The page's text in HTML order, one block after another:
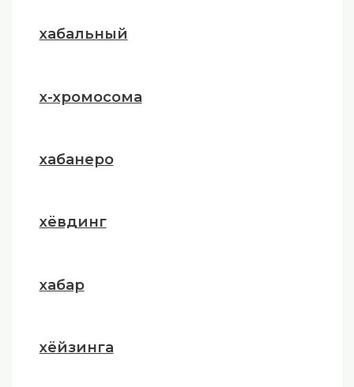
хабальный
х-хромосома
хабанеро
хёвдинг
хабар
хёйзинга